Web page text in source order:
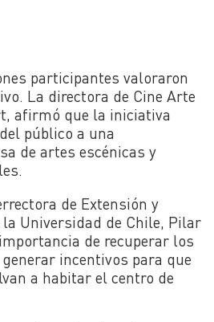
participantes valoraron
La directora de Cine Arte
afirmó que la iniciativa
público a una
de artes escénicas y
de Extensión y
Universidad de Chile, Pilar
de recuperar los
incentivos para que
a habitar el centro de